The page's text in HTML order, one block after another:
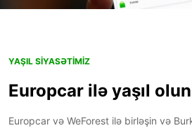
YAŞIL SIYASƏTIMIZ
Europcar ilə yaşıl olun
Europcar və WeForest ilə birləşin və